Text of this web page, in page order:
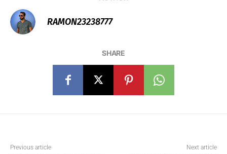
RAMON23238777
SHARE
Previous article
Next article